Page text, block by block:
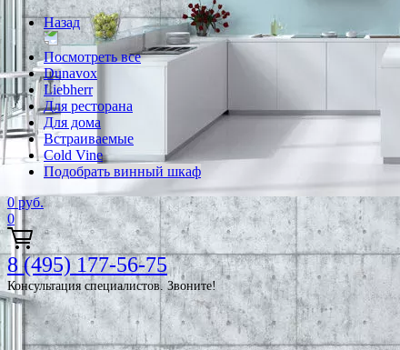
Назад
Посмотреть все
Dunavox
Liebherr
Для ресторана
Для дома
Встраиваемые
Cold Vine
Подобрать винный шкаф
0 руб.
0
8 (495) 177-56-75
Консультация специалистов. Звоните!